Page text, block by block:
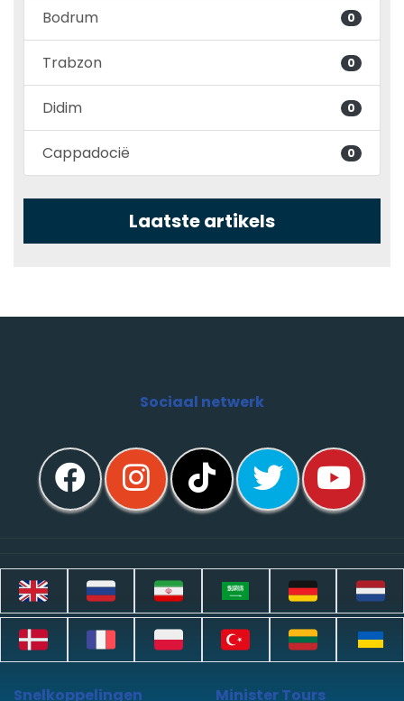
Bodrum 0
Trabzon 0
Didim 0
Cappadocië 0
Laatste artikels
Sociaal netwerk
Snelkoppelingen Minister Tours